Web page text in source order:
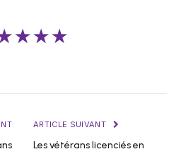
ARTICLE SUIVANT
Les vétérans licenciés en